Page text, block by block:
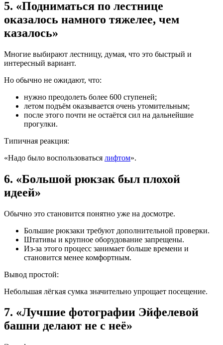
5. «Подниматься по лестнице
оказалось намного тяжелее, чем
казалось»
Многие выбирают лестницу, думая, что это быстрый и
интересный вариант.
Но обычно не ожидают, что:
нужно преодолеть более 600 ступеней;
летом подъём оказывается очень утомительным;
после этого почти не остаётся сил на дальнейшие
прогулки.
Типичная реакция:
«Надо было воспользоваться лифтом».
6. «Большой рюкзак был плохой
идеей»
Обычно это становится понятно уже на досмотре.
Большие рюкзаки требуют дополнительной проверки.
Штативы и крупное оборудование запрещены.
Из-за этого процесс занимает больше времени и
становится менее комфортным.
Вывод простой:
Небольшая лёгкая сумка значительно упрощает посещение.
7. «Лучшие фотографии Эйфелевой
башни делают не с неё»